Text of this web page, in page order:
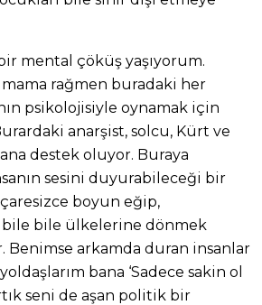
mental çöküş yaşıyorum.
rağmen buradaki her
psikolojisiyle oynamak için
anarşist, solcu, Kürt ve
destek oluyor. Buraya
sesini duyurabileceği bir
boyun eğip,
bile ülkelerine dönmek
Benimse arkamda duran insanlar
bana ‘Sadece sakin ol
seni de aşan politik bir